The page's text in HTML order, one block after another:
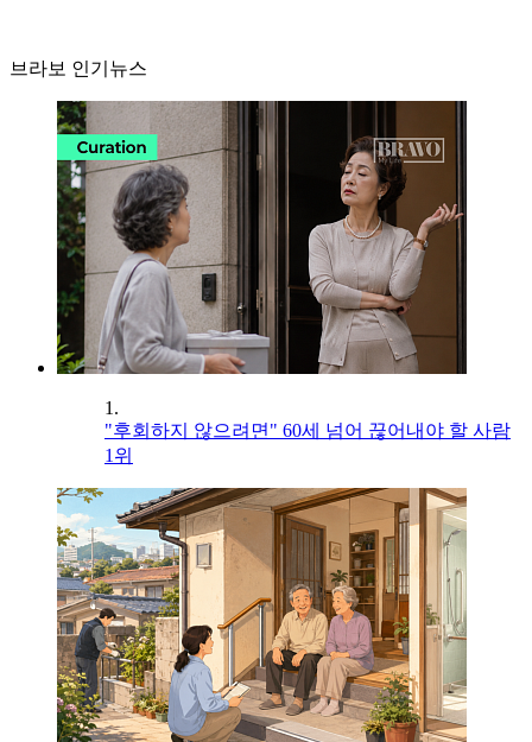
브라보 인기뉴스
1.
"후회하지 않으려면" 60세 넘어 끊어내야 할 사람
1위